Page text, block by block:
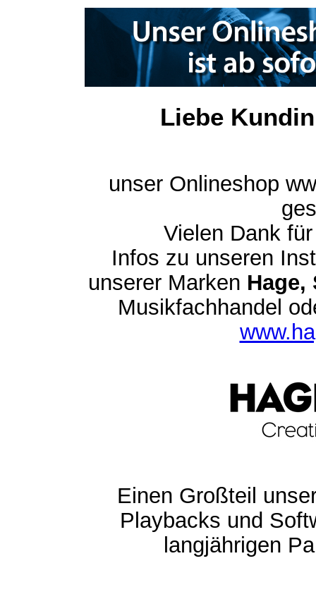
Liebe
unser Onlineshop
Vielen Dank
Infos zu unseren
unserer Marken Hage,
Musikfachhandel
Einen Großteil
Playbacks und
langjährigen